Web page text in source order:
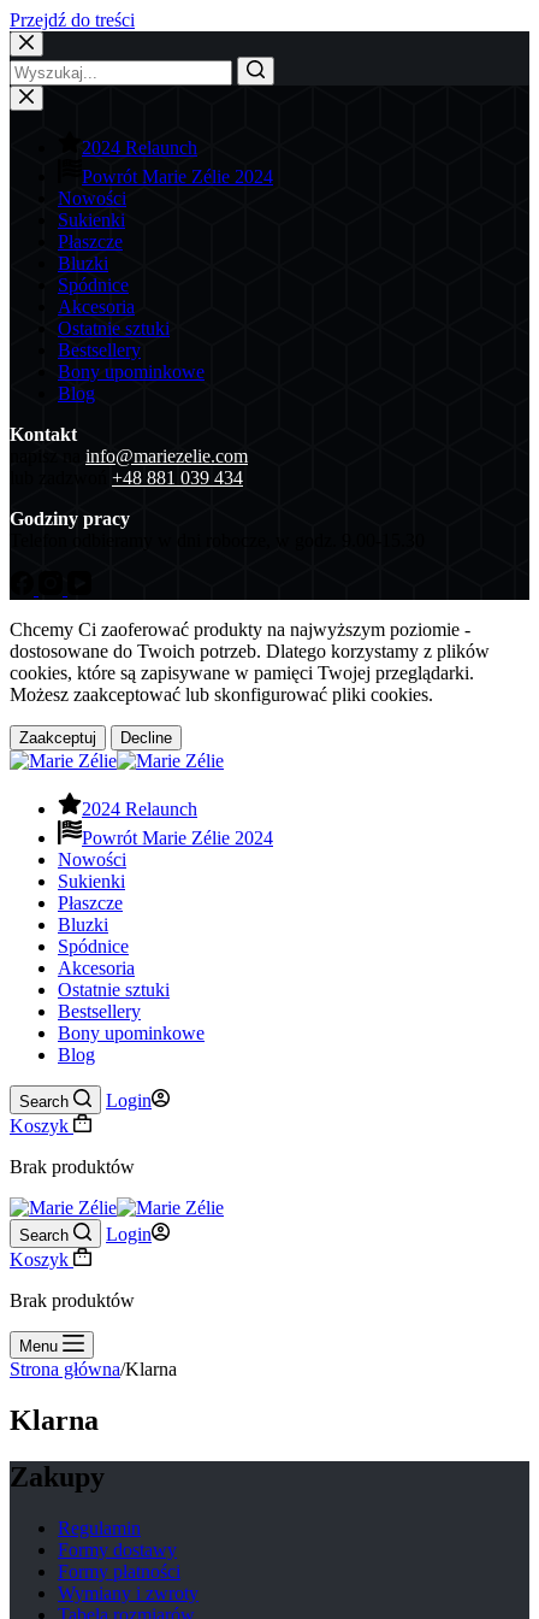
Przejdź do treści
2024 Relaunch
Powrót Marie Zélie 2024
Nowości
Sukienki
Płaszcze
Bluzki
Spódnice
Akcesoria
Ostatnie sztuki
Bestsellery
Bony upominkowe
Blog
Kontakt
info@mariezelie.com
+48 881 039 434
Godziny pracy
Chcemy Ci zaoferować produkty na najwyższym poziomie -
dostosowane do Twoich potrzeb. Dlatego korzystamy z plików
cookies, które są zapisywane w pamięci Twojej przeglądarki.
Możesz zaakceptować lub skonfigurować pliki cookies.
Zaakceptuj Decline
2024 Relaunch
Powrót Marie Zélie 2024
Nowości
Sukienki
Płaszcze
Bluzki
Spódnice
Akcesoria
Ostatnie sztuki
Bestsellery
Bony upominkowe
Blog
Search
Login
Koszyk
Brak produktów
Search
Login
Koszyk
Brak produktów
Menu
Strona główna/Klarna
Klarna
Zakupy
Regulamin
Formy dostawy
Formy płatności
Wymiany i zwroty
Tabela rozmiarów